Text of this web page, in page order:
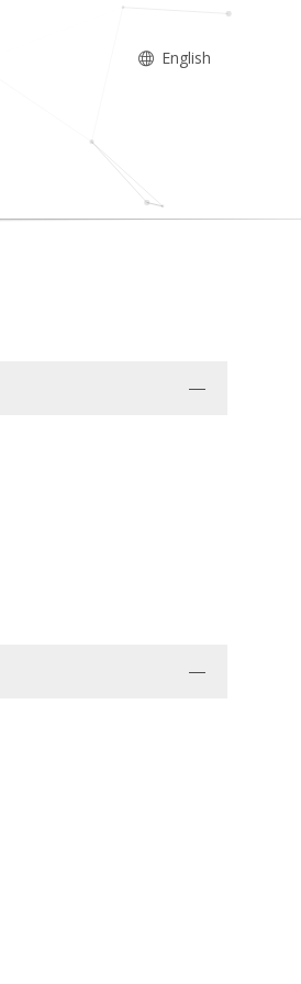
English